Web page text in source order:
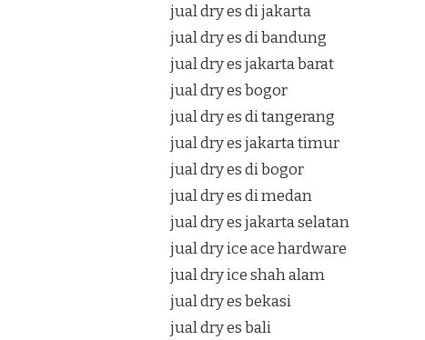
jual dry es di jakarta
jual dry es di bandung
jual dry es jakarta barat
jual dry es bogor
jual dry es di tangerang
jual dry es jakarta timur
jual dry es di bogor
jual dry es di medan
jual dry es jakarta selatan
jual dry ice ace hardware
jual dry ice shah alam
jual dry es bekasi
jual dry es bali